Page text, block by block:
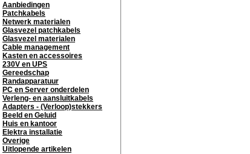
Aanbiedingen
Patchkabels
Netwerk materialen
Glasvezel patchkabels
Glasvezel materialen
Cable management
Kasten en accessoires
230V en UPS
Gereedschap
Randapparatuur
PC en Server onderdelen
Verleng- en aansluitkabels
Adapters - (Verloop)stekkers
Beeld en Geluid
Huis en kantoor
Elektra installatie
Overige
Uitlopende artikelen